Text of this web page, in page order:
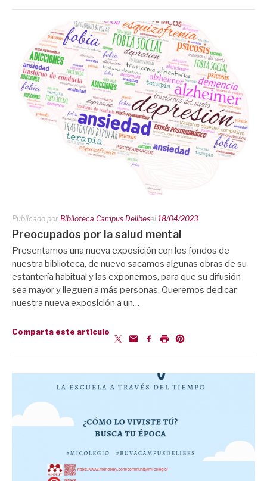
Publicado por Biblioteca Campus Delibesel 18/04/2023
Preocupados por la salud mental
Presentamos una nueva exposición con los fondos de
nuestra biblioteca, de nuevo sacamos algunas obras de su
estantería habitual y las exponemos, para que su difusión
sea mayor y lleguen a más personas. Queremos dedicar
nuestra nueva exposición a un…
Comparta este artículo